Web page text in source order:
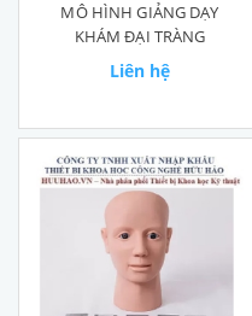
MÔ HÌNH GIẢNG DẠY
KHÁM ĐẠI TRÀNG
Liên hệ